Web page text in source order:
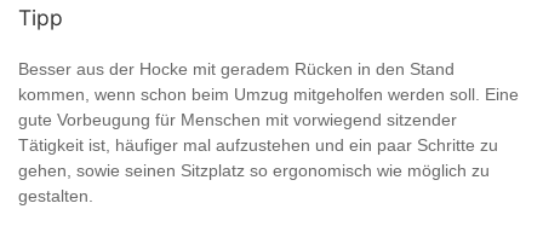
Tipp
Besser aus der Hocke mit geradem Rücken in den Stand
kommen, wenn schon beim Umzug mitgeholfen werden soll. Eine
gute Vorbeugung für Menschen mit vorwiegend sitzender
Tätigkeit ist, häufiger mal aufzustehen und ein paar Schritte zu
gehen, sowie seinen Sitzplatz so ergonomisch wie möglich zu
gestalten.